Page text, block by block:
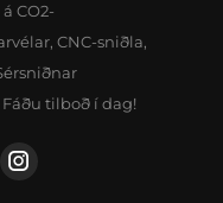
CO2-
CNC-sniðla,
tilboð í dag!